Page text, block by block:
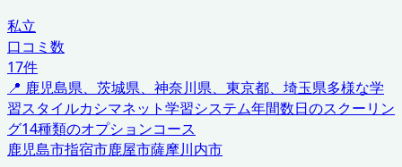
私立
口コミ数
17件
📍 鹿児島県、茨城県、神奈川県、東京都、埼玉県多様な学
習スタイルカシマネット学習システム年間数日のスクーリン
グ14種類のオプションコース
鹿児島市指宿市鹿屋市薩摩川内市